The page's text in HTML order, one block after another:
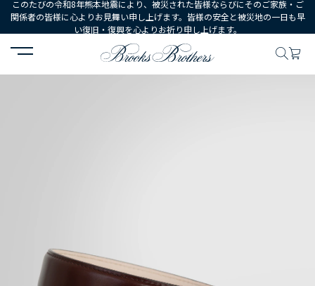
このたびの令和8年熊本地震により、被災された皆様ならびにそのご家族・ご
関係者の皆様に心よりお見舞い申し上げます。皆様の安全と被災地の一日も早
い復旧・復興を心よりお祈り申し上げます。
HOME シューズ・アクセサリー ベルト・サスペンダー コ